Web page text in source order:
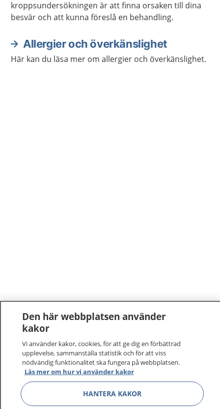
kroppsundersökningen är att finna orsaken till dina
besvär och att kunna föreslå en behandling.
Allergier och överkänslighet
Här kan du läsa mer om allergier och överkänslighet.
1177 –tryggt om din hälsa och vård
På 1177.se får du råd om hälsa och information om
sjukdomar och vilka mottagningar du kan kontakta.
Logga in för att läsa din journal och göra dina
vårdärenden. Ring telefonnummer 1177 för
sjukvårdsrådgivning dygnet runt.
Den här webbplatsen använder
kakor
Vi använder kakor, cookies, för att ge dig en förbättrad
upplevelse, sammanställa statistik och för att viss
nödvändig funktionalitet ska fungera på webbplatsen.
Läs mer om hur vi använder kakor
HANTERA KAKOR